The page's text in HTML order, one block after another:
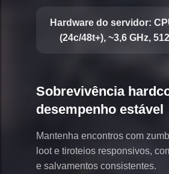
Hardware do servidor:
(24c/48t+), ~3,6 GHz,
Sobrevivência
desempenho estável
Mantenha encontros com
loot e tiroteios responsivos,
e salvamentos consistentes.